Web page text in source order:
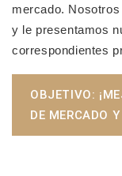
mercado.
y le presentamos
correspondientes
OBJETIVO:
DE MERCADO